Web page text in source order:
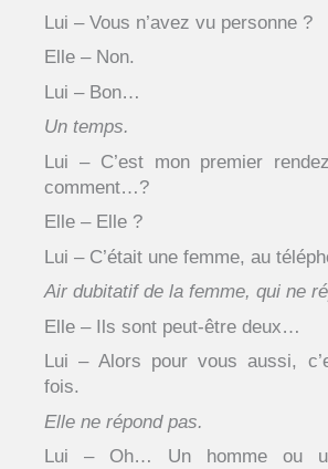
Lui – Vous n’avez vu personne ?
Elle – Non.
Lui – Bon…
Un temps.
Lui – C’est mon premier
comment…?
Elle – Elle ?
Lui – C’était une femme, au
Air dubitatif de la femme, qui ne
Elle – Ils sont peut-être deux…
Lui – Alors pour vous aussi,
fois.
Elle ne répond pas.
Lui – Oh… Un homme ou